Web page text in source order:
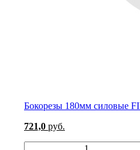
Бокорезы 180мм силовые
721,0 руб.